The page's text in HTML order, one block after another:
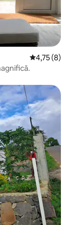
Scor mediu
4,75 (8)